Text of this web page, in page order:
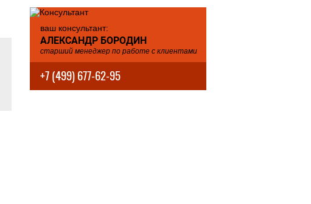
ваш консультант:
АЛЕКСАНДР БОРОДИН
старший менеджер по работе с клиентами
+7 (499) 677-62-95